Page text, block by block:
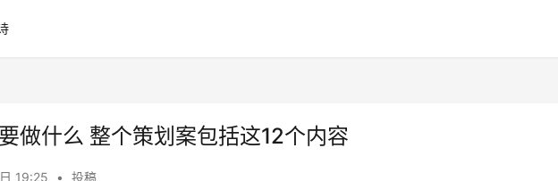
做什么 整个策划案包括这12个内容
19:25 • 投稿